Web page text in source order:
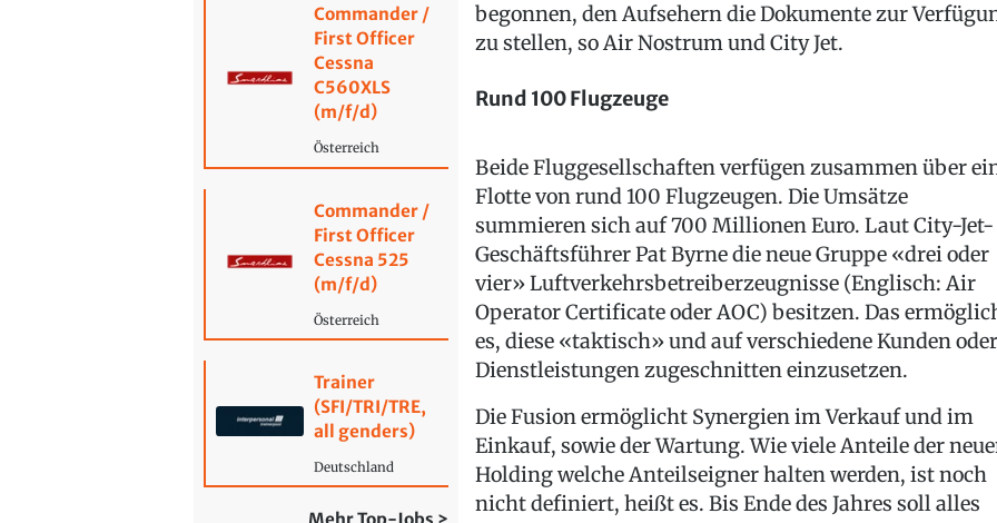
Commander /
First Officer
Cessna
C560XLS
(m/f/d)
Österreich
Commander /
First Officer
Cessna 525
(m/f/d)
Österreich
Trainer
(SFI/TRI/TRE,
all genders)
Deutschland
begonnen, den Aufsehern die Dokumente zur
zu stellen, so Air Nostrum und City Jet.
Rund 100 Flugzeuge
Beide Fluggesellschaften verfügen zusammen über
Flotte von rund 100 Flugzeugen. Die Umsätze
summieren sich auf 700 Millionen Euro. Laut City-Jet-
Geschäftsführer Pat Byrne die neue Gruppe «drei oder
vier» Luftverkehrsbetreiberzeugnisse (Englisch: Air
Operator Certificate oder AOC) besitzen. Das
es, diese «taktisch» und auf verschiedene Kunden oder
Dienstleistungen zugeschnitten einzusetzen.
Die Fusion ermöglicht Synergien im Verkauf und im
Einkauf, sowie der Wartung. Wie viele Anteile der
Holding welche Anteilseigner halten werden, ist noch
nicht definiert, heißt es. Bis Ende des Jahres soll alles